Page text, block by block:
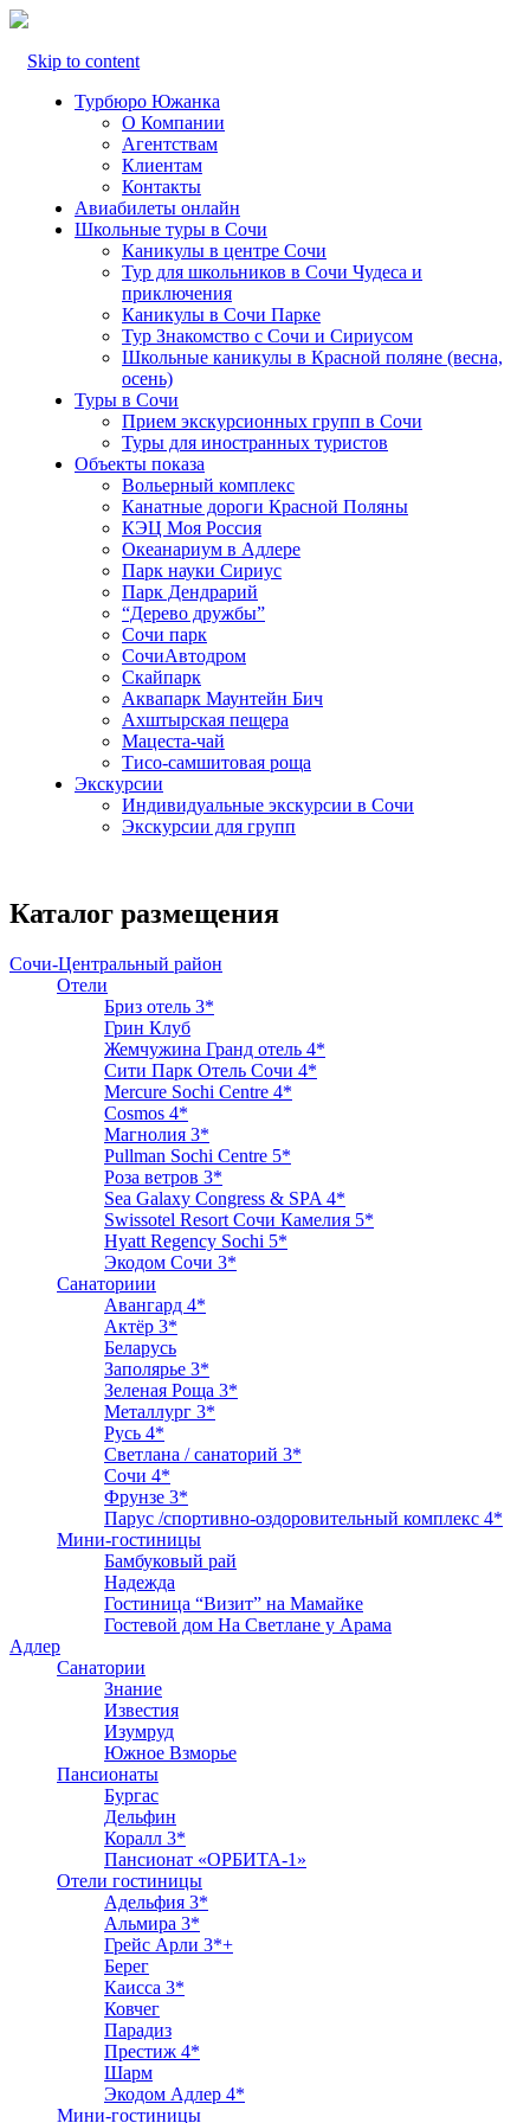
Skip to content
Турбюро Южанка
О Компании
Агентствам
Клиентам
Контакты
Авиабилеты онлайн
Школьные туры в Сочи
Каникулы в центре Сочи
Тур для школьников в Сочи Чудеса и
приключения
Каникулы в Сочи Парке
Тур Знакомство с Сочи и Сириусом
Школьные каникулы в Красной поляне (весна,
осень)
Туры в Сочи
Прием экскурсионных групп в Сочи
Туры для иностранных туристов
Объекты показа
Вольерный комплекс
Канатные дороги Красной Поляны
КЭЦ Моя Россия
Океанариум в Адлере
Парк науки Сириус
Парк Дендрарий
“Дерево дружбы”
Сочи парк
СочиАвтодром
Скайпарк
Аквапарк Маунтейн Бич
Ахштырская пещера
Мацеста-чай
Тисо-самшитовая роща
Экскурсии
Индивидуальные экскурсии в Сочи
Экскурсии для групп
Каталог размещения
Сочи-Центральный район
Отели
Бриз отель 3*
Грин Клуб
Жемчужина Гранд отель 4*
Сити Парк Отель Сочи 4*
Mercure Sochi Centre 4*
Cosmos 4*
Магнолия 3*
Pullman Sochi Сеntre 5*
Роза ветров 3*
Sea Galaxy Congress & SPA 4*
Swissotel Resort Сочи Камелия 5*
Hyatt Regency Sochi 5*
Экодом Сочи 3*
Санаториии
Авангард 4*
Актёр 3*
Беларусь
Заполярье 3*
Зеленая Роща 3*
Металлург 3*
Русь 4*
Светлана / санаторий 3*
Сочи 4*
Фрунзе 3*
Парус /спортивно-оздоровительный комплекс 4*
Мини-гостиницы
Бамбуковый рай
Надежда
Гостиница “Визит” на Мамайке
Гостевой дом На Светлане у Арама
Адлер
Санатории
Знание
Известия
Изумруд
Южное Взморье
Пансионаты
Бургас
Дельфин
Коралл 3*
Пансионат «ОРБИТА-1»
Отели гостиницы
Адельфия 3*
Альмира 3*
Грейс Арли 3*+
Берег
Каисса 3*
Ковчег
Парадиз
Престиж 4*
Шарм
Экодом Адлер 4*
Мини-гостиницы